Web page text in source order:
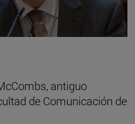
antiguo
de Comunicación de